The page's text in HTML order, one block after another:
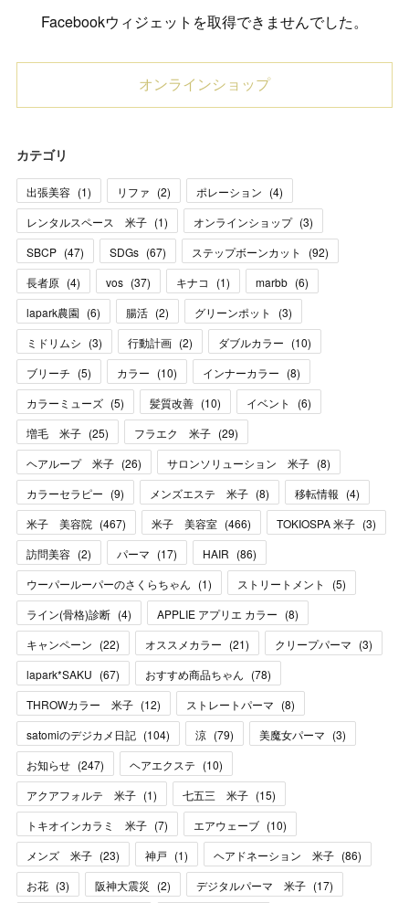
Facebookウィジェットを取得できませんでした。
オンラインショップ
カテゴリ
出張美容 (1) リファ (2) ポレーション (4)
レンタルスペース 米子 (1) オンラインショップ (3)
SBCP (47) SDGs (67) ステップボーンカット (92)
長者原 (4) vos (37) キナコ (1) marbb (6)
lapark農園 (6) 腸活 (2) グリーンポット (3)
ミドリムシ (3) 行動計画 (2) ダブルカラー (10)
ブリーチ (5) カラー (10) インナーカラー (8)
カラーミューズ (5) 髪質改善 (10) イベント (6)
増毛 米子 (25) フラエク 米子 (29)
ヘアループ 米子 (26) サロンソリューション 米子 (8)
カラーセラピー (9) メンズエステ 米子 (8) 移転情報 (4)
米子 美容院 (467) 米子 美容室 (466) TOKIOSPA 米子 (3)
訪問美容 (2) パーマ (17) HAIR (86)
ウーパールーパーのさくらちゃん (1) ストリートメント (5)
ライン(骨格)診断 (4) APPLIE アプリエ カラー (8)
キャンペーン (22) オススメカラー (21) クリープパーマ (3)
lapark*SAKU (67) おすすめ商品ちゃん (78)
THROWカラー 米子 (12) ストレートパーマ (8)
satomiのデジカメ日記 (104) 涼 (79) 美魔女パーマ (3)
お知らせ (247) ヘアエクステ (10)
アクアフォルテ 米子 (1) 七五三 米子 (15)
トキオインカラミ 米子 (7) エアウェーブ (10)
メンズ 米子 (23) 神戸 (1) ヘアドネーション 米子 (86)
お花 (3) 阪神大震災 (2) デジタルパーマ 米子 (17)